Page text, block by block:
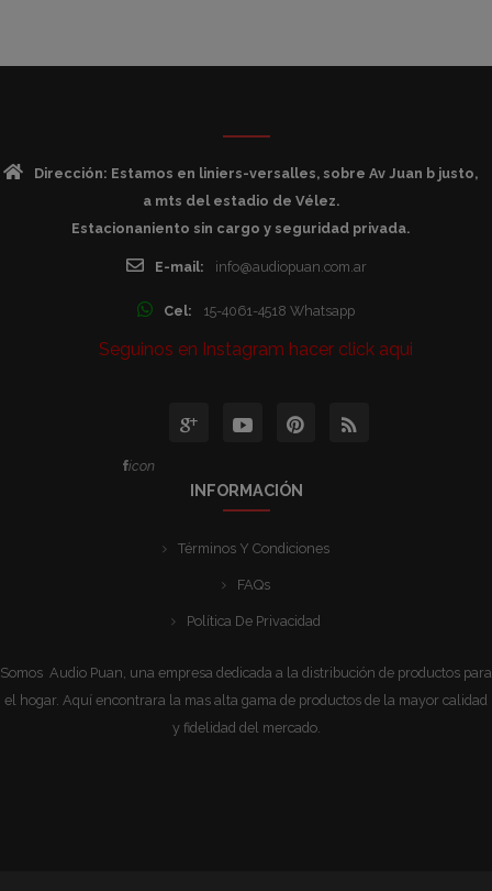
Dirección: Estamos en liniers-versalles, sobre Av Juan b justo,
a mts del estadio de Vélez.
Estacionaniento sin cargo y seguridad privada.
E-mail: info@audiopuan.com.ar
Cel: 15-4061-4518 Whatsapp
Seguinos en Instagram hacer click aqui
icon
INFORMACIÓN
Términos Y Condiciones
FAQs
Política De Privacidad
Somos Audio Puan, una empresa dedicada a la distribución de productos para
el hogar. Aquí encontrara la mas alta gama de productos de la mayor calidad
y fidelidad del mercado.